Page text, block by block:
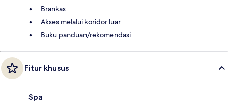
Brankas
Akses melalui koridor luar
Buku panduan/rekomendasi
Fitur khusus
Spa